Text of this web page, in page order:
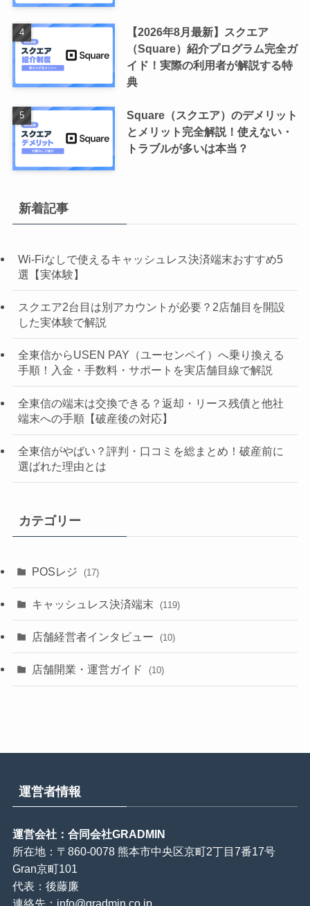
【2026年8月最新】スクエア
（Square）紹介プログラム完全ガ
イド！実際の利用者が解説する特
典
Square（スクエア）のデメリット
とメリット完全解説！使えない・
トラブルが多いは本当？
新着記事
Wi-Fiなしで使えるキャッシュレス決済端末おすすめ5
選【実体験】
スクエア2台目は別アカウントが必要？2店舗目を開設
した実体験で解説
全東信からUSEN PAY（ユーセンペイ）へ乗り換える
手順！入金・手数料・サポートを実店舗目線で解説
全東信の端末は交換できる？返却・リース残債と他社
端末への手順【破産後の対応】
全東信がやばい？評判・口コミを総まとめ！破産前に
選ばれた理由とは
カテゴリー
POSレジ (17)
キャッシュレス決済端末 (119)
店舗経営者インタビュー (10)
店舗開業・運営ガイド (10)
運営者情報
運営会社：合同会社GRADMIN
所在地：〒860-0078 熊本市中央区京町2丁目7番17号
Gran京町101
代表：後藤廉
連絡先： info@gradmin.co.jp